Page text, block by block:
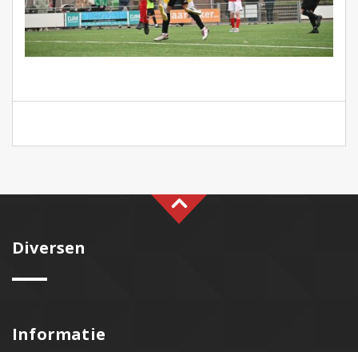
Diversen
Informatie